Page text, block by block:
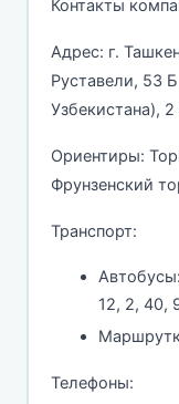
Контакты
Адрес: г.
Руставели, 53
Узбекистана),
Ориентиры:
Фрунзенский
Транспорт:
Автобусы:
12, 2, 40,
Телефоны: